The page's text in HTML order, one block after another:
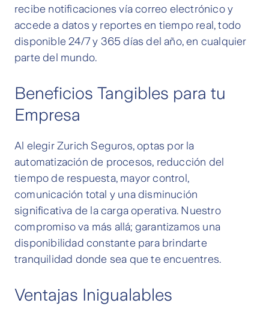
recibe notificaciones vía correo electrónico y
accede a datos y reportes en tiempo real, todo
disponible 24/7 y 365 días del año, en cualquier
parte del mundo.
Beneficios Tangibles para tu
Empresa
Al elegir Zurich Seguros, optas por la
automatización de procesos, reducción del
tiempo de respuesta, mayor control,
comunicación total y una disminución
significativa de la carga operativa. Nuestro
compromiso va más allá; garantizamos una
disponibilidad constante para brindarte
tranquilidad donde sea que te encuentres.
Ventajas Inigualables